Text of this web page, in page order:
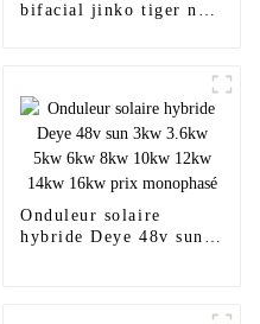
bifacial jinko tiger neo
550w 555w 590w 610w
635w
Onduleur solaire
hybride Deye 48v sun